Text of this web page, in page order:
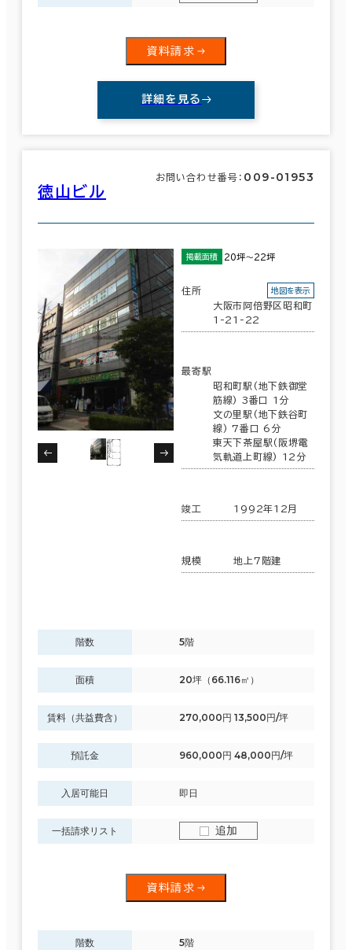
資料請求
詳細を見る
徳山ビル
お問い合わせ番号： 009-01953
掲載面積 20坪～22坪
住所
大阪市阿倍野区昭和町
1-21-22
地図を表示
最寄駅
昭和町駅(地下鉄御堂
筋線) 3番口 1分
文の里駅(地下鉄谷町
線) 7番口 6分
東天下茶屋駅(阪堺電
気軌道上町線) 12分
竣工 1992年12月
規模 地上7階建
階数 5階
面積 20坪（66.116㎡）
賃料（共益費含） 270,000円 13,500円/坪
預託金 960,000円 48,000円/坪
入居可能日 即日
一括請求リスト 追加
資料請求
階数 5階
該当数
1,606室(713棟)
建築中 1年以内
5年以内
1階 2階以上
その他
制震・免震構造
駐車場設備あり
1フロア面積100坪以上
1,606室
(713棟)
この条件で検索する